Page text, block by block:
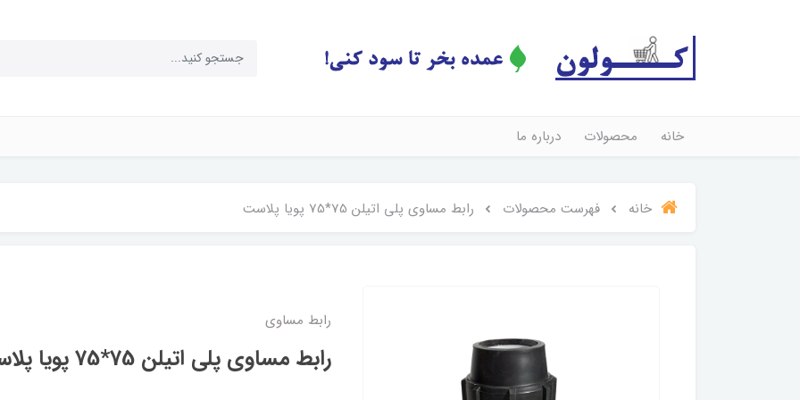
خانه محصولات درباره ما
خانه فهرست محصولات رابط مساوی پلی اتیلن 75*75 پویا پلاست
رابط مساوی
رابط مساوی پلی اتیلن 75*75 پویا پلاست